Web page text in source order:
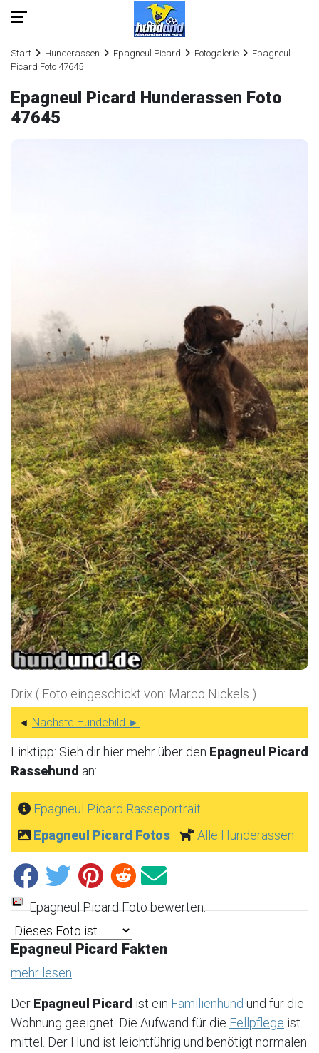
Start Hunderassen Epagneul Picard Fotogalerie
Epagneul
Picard Foto 47645
Epagneul Picard Hunderassen Foto
47645
Drix ( Foto eingeschickt von: Marco Nickels )
◄ Nächste Hundebild ►
Linktipp: Sieh dir hier mehr über den Epagneul Picard
Rassehund an:
Epagneul Picard Rasseportrait
Epagneul Picard Fotos
Alle Hunderassen
Epagneul Picard Foto bewerten:
Epagneul Picard Fakten
mehr lesen
Der Epagneul Picard ist ein Familienhund und für die
Wohnung geeignet. Die Aufwand für die Fellpflege ist
mittel. Der Hund ist leichtführig und benötigt normalen